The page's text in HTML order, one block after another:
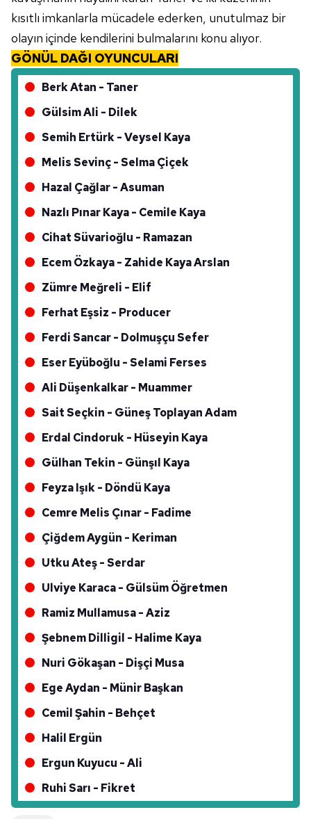
toplumu hizmetlerinin sunulması amacıyla
kullanılmaktadır. Diğer çerezler, sitemizin daha işlevsel
kılınması ve kişiselleştirilmesi ve sizlere yönelik
reklam/pazarlama faaliyetlerinin yapılması, amaçlarıyla
sınırlı olarak açık rızanız dahilinde kullanılacaktır.
Çerezlere ilişkin tercihlerinizi aşağıda yer alan panel
için Ayarlar butonuna tıklayabilir,Çerez Bilgilendirme
Metnimiziziyaret edebilirsiniz.
6698 sayılı Kişisel Verilerin Korunması Kanunu uyarınca
hazırlanmış Aydınlatma Metnimizi okumak ve sitemizde
almak için lütfentıklayınız .
kısıtlı imkanlarla mücadele ederken, unutulmaz bir
olayın içinde kendilerini bulmalarını konu alıyor.
GÖNÜL DAĞI OYUNCULARI
Berk Atan - Taner
Gülsim Ali - Dilek
Semih Ertürk - Veysel Kaya
Melis Sevinç - Selma Çiçek
Hazal Çağlar - Asuman
Nazlı Pınar Kaya - Cemile Kaya
Cihat Süvarioğlu - Ramazan
Ecem Özkaya - Zahide Kaya Arslan
Zümre Meğreli - Elif
Ferhat Eşsiz - Producer
Ferdi Sancar - Dolmuşçu Sefer
Eser Eyüboğlu - Selami Ferses
Ali Düşenkalkar - Muammer
Sait Seçkin - Güneş Toplayan Adam
Erdal Cindoruk - Hüseyin Kaya
Gülhan Tekin - Günşıl Kaya
Feyza Işık - Döndü Kaya
Cemre Melis Çınar - Fadime
Çiğdem Aygün - Keriman
Utku Ateş - Serdar
Ulviye Karaca - Gülsüm Öğretmen
Ramiz Mullamusa - Aziz
Şebnem Dilligil - Halime Kaya
Nuri Gökaşan - Dişçi Musa
Ege Aydan - Münir Başkan
Cemil Şahin - Behçet
Halil Ergün
Ergun Kuyucu - Ali
Ruhi Sarı - Fikret